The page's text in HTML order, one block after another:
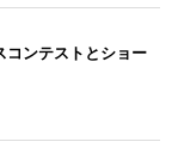
コンテストとショー